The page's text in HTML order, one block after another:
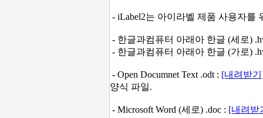
- iLabel2는 아이라벨 제품 사용자
- 한글과컴퓨터 아래아 한글 (세로)
- 한글과컴퓨터 아래아 한글 (가로)
- Open Documnet Text .odt : [내려받
양식 파일.
- Microsoft Word (세로) .doc : [내려받